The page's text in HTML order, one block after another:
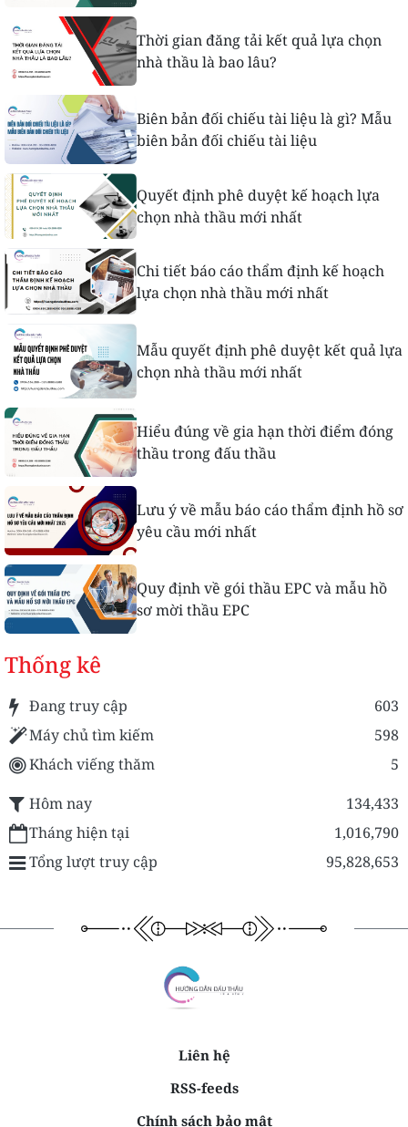
Thời gian đăng tải kết quả lựa chọn
nhà thầu là bao lâu?
Biên bản đối chiếu tài liệu là gì? Mẫu
biên bản đối chiếu tài liệu
Quyết định phê duyệt kế hoạch lựa
chọn nhà thầu mới nhất
Chi tiết báo cáo thẩm định kế hoạch
lựa chọn nhà thầu mới nhất
Mẫu quyết định phê duyệt kết quả lựa
chọn nhà thầu mới nhất
Hiểu đúng về gia hạn thời điểm đóng
thầu trong đấu thầu
Lưu ý về mẫu báo cáo thẩm định hồ sơ
yêu cầu mới nhất
Quy định về gói thầu EPC và mẫu hồ
sơ mời thầu EPC
Thống kê
Đang truy cập
603
Máy chủ tìm kiếm
598
Khách viếng thăm
5
Hôm nay
134,433
Tháng hiện tại
1,016,790
Tổng lượt truy cập
95,828,653
Liên hệ
RSS-feeds
Chính sách bảo mật